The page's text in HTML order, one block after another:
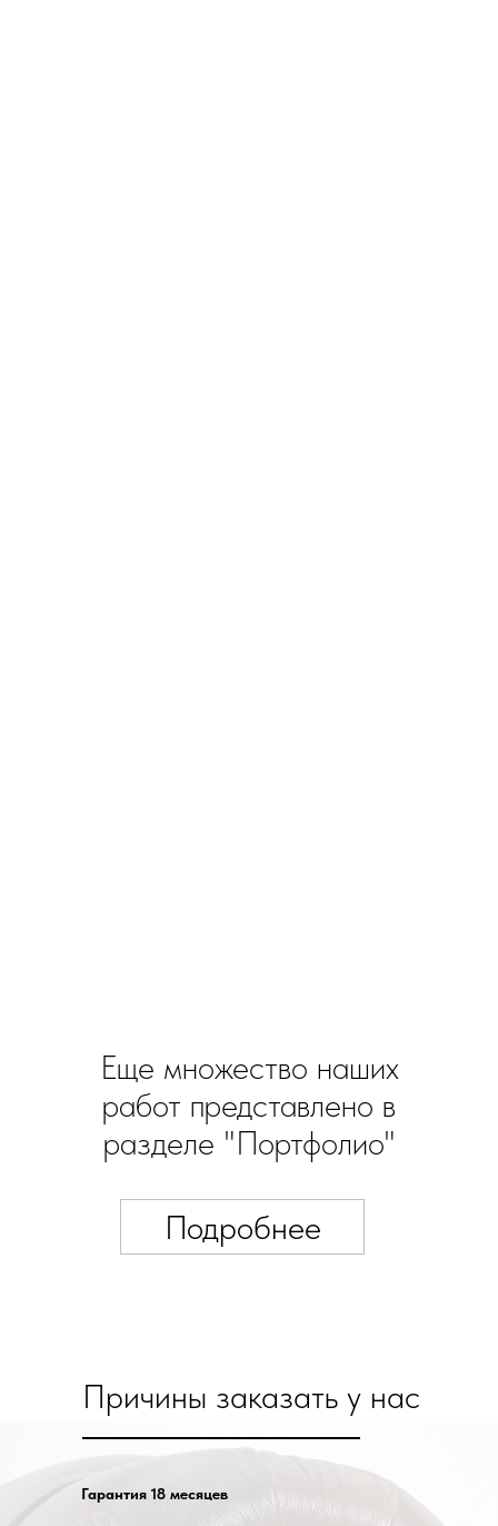
Подробнее
Еще множество наших
работ представлено в
разделе "Портфолио"
Причины заказать у нас
Гарантия 18 месяцев